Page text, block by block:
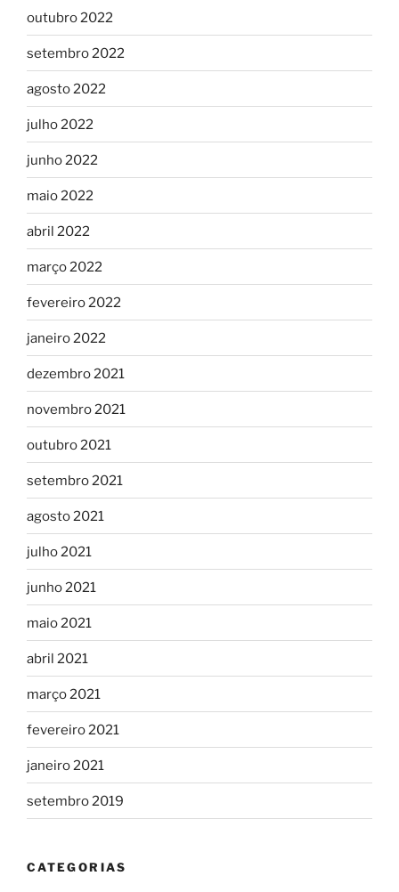
outubro 2022
setembro 2022
agosto 2022
julho 2022
junho 2022
maio 2022
abril 2022
março 2022
fevereiro 2022
janeiro 2022
dezembro 2021
novembro 2021
outubro 2021
setembro 2021
agosto 2021
julho 2021
junho 2021
maio 2021
abril 2021
março 2021
fevereiro 2021
janeiro 2021
setembro 2019
CATEGORIAS